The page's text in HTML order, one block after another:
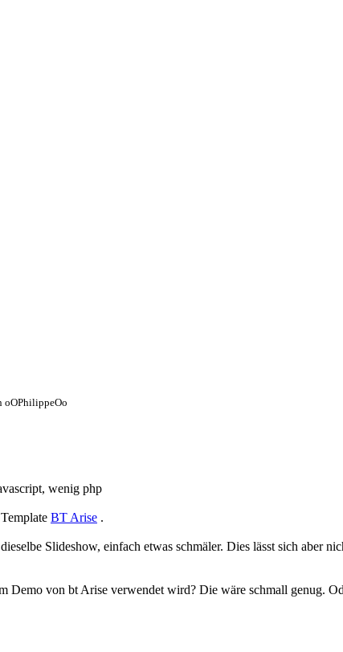
oOPhilippeOo
wenig php
BT Arise .
Slideshow, einfach etwas schmäler. Dies lässt sich aber
Demo von bt Arise verwendet wird? Die wäre schmall genug.